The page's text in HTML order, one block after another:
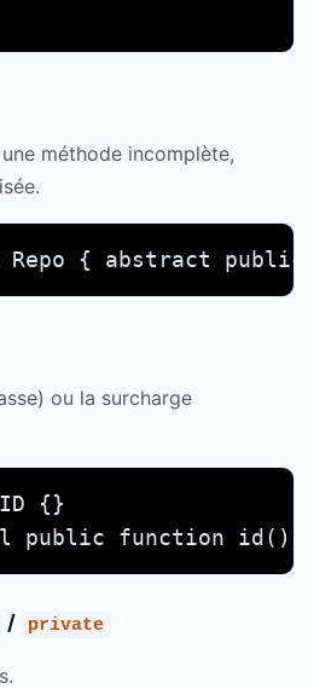
méthode incomplète,
Repo { abstract
ou la surcharge
{}
public function
/ private